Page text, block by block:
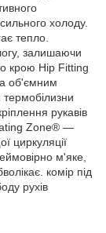
холоду.
тепло.
залишаючи
крою Hip Fitting
об'ємним
рукавів
Zone® —
циркуляції
м'яке,
комір під
рухів